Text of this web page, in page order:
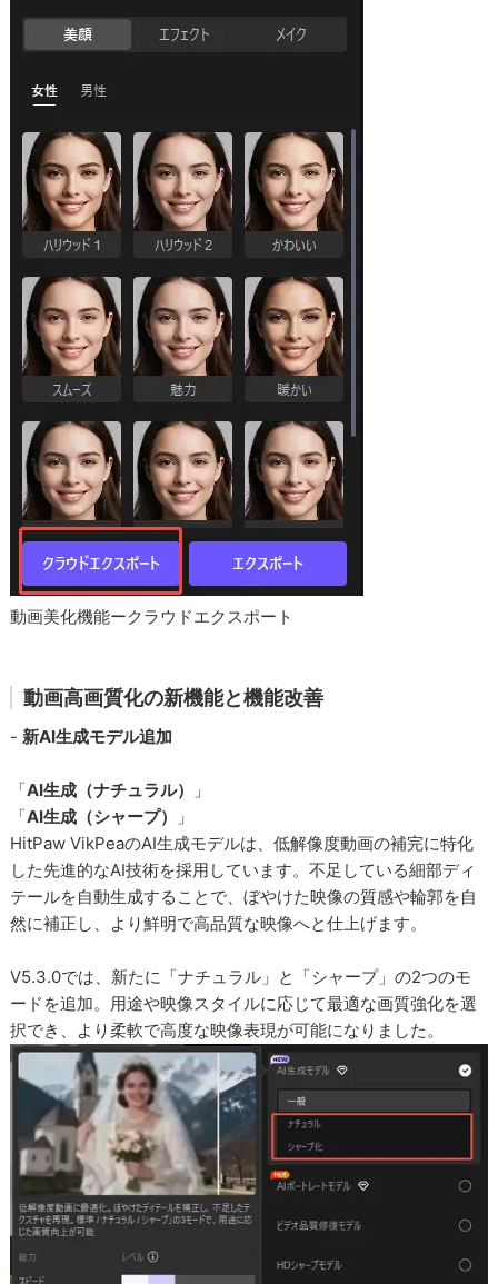
動画美化機能ークラウドエクスポート
動画高画質化の新機能と機能改善
-新AI生成モデル追加
「AI生成（ナチュラル）
」
「AI生成（シャープ）
」
HitPaw VikPeaのAI生成モデルは、低解像度動画の補完に特化
した先進的なAI技術を採用しています。不足している細部ディ
テールを自動生成することで、ぼやけた映像の質感や輪郭を自
然に補正し、より鮮明で高品質な映像へと仕上げます。
V5.3.0では、新たに「ナチュラル」と「シャープ」の2つのモ
ードを追加。用途や映像スタイルに応じて最適な画質強化を選
択でき、より柔軟で高度な映像表現が可能になりました。